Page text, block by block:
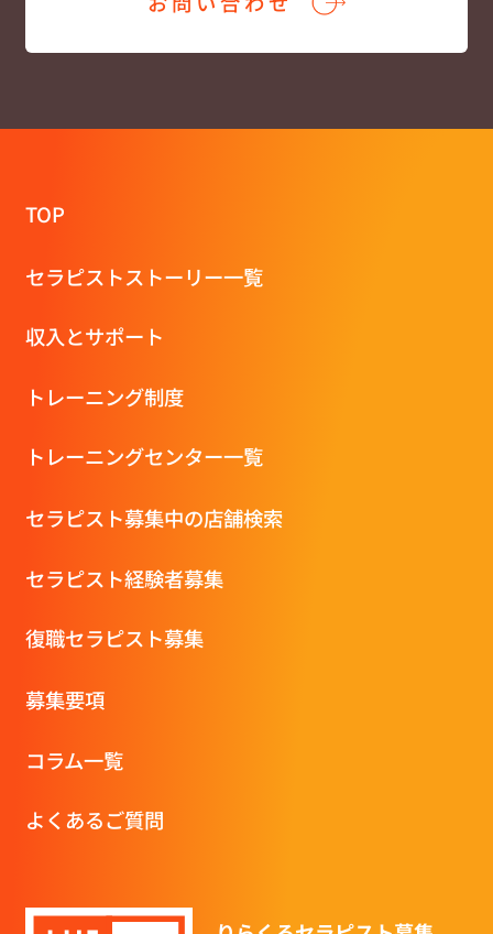
TOP
セラピストストーリー一覧
収⼊とサポート
トレーニング制度
トレーニングセンター一覧
セラピスト募集中の店舗検索
セラピスト経験者募集
復職セラピスト募集
募集要項
コラム一覧
よくあるご質問